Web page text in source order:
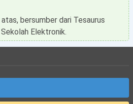
bersumber dari Tesaurus
Elektronik.